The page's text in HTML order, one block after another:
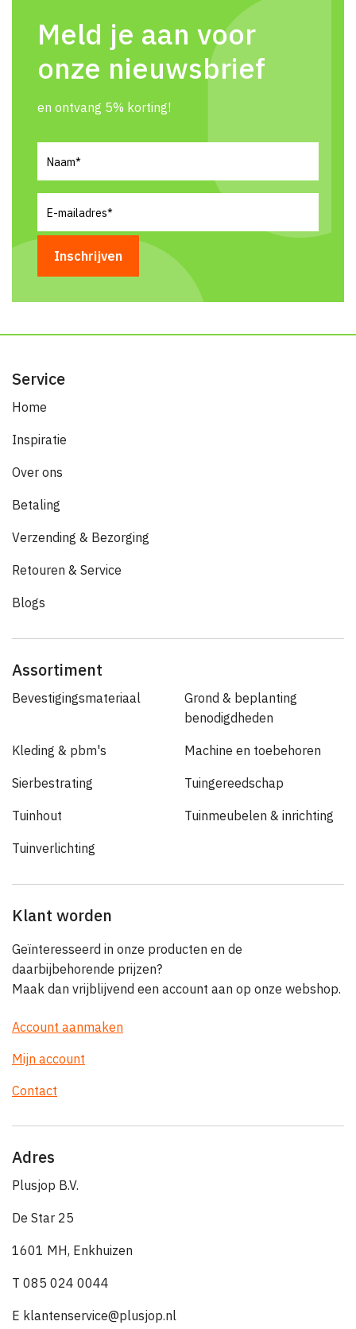
Meld je aan voor
onze nieuwsbrief
en ontvang 5% korting!
mailadres(Vereist)
Service
Home
Inspiratie
Over ons
Betaling
Verzending & Bezorging
Retouren & Service
Blogs
Assortiment
Bevestigingsmateriaal
Grond & beplanting
benodigdheden
Kleding & pbm's Machine en toebehoren
Sierbestrating Tuingereedschap
Tuinhout Tuinmeubelen & inrichting
Tuinverlichting
Klant worden
Geïnteresseerd in onze producten en de
daarbijbehorende prijzen?
Maak dan vrijblijvend een account aan op onze webshop.
Account aanmaken
Mijn account
Contact
Adres
Plusjop B.V.
De Star 25
1601 MH, Enkhuizen
T 085 024 0044
E klantenservice@plusjop.nl